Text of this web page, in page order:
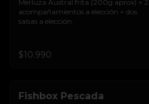
Merluza Austral frita (200g aprox) + 2
acompañamientos a elección + dos
salsas a elección.
$10.990
Fishbox Pescada